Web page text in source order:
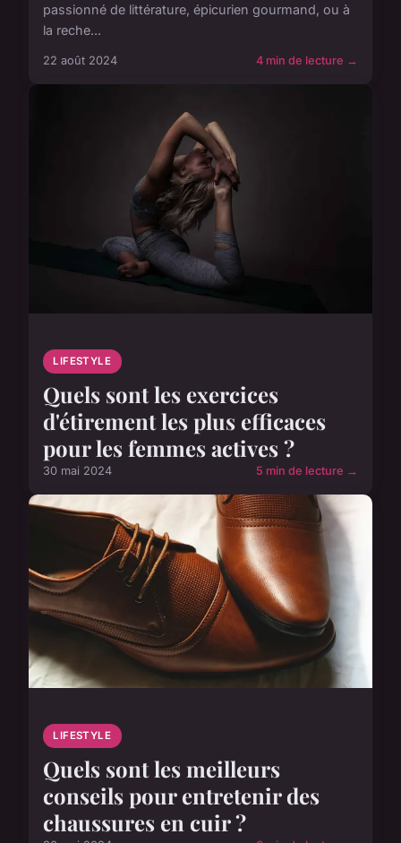
passionné de littérature, épicurien gourmand, ou à
la reche...
22 août 2024 4 min de lecture →
LIFESTYLE
Quels sont les exercices
d'étirement les plus efficaces
pour les femmes actives ?
30 mai 2024 5 min de lecture →
LIFESTYLE
Quels sont les meilleurs
conseils pour entretenir des
chaussures en cuir ?